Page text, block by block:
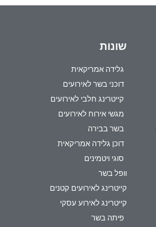
שונות
גלידה אמריקאית
דוכני בשר לאירועים
קייטרינג חלבי לאירועים
מגשי אירוח לאירועים
בשר בבירה
דוכן גלידה אמריקאית
סוגי ויטמינים
וופל בשר
קייטרינג לאירועים קטנים
קייטרינג לאירוע עסקי
פיתה בשר